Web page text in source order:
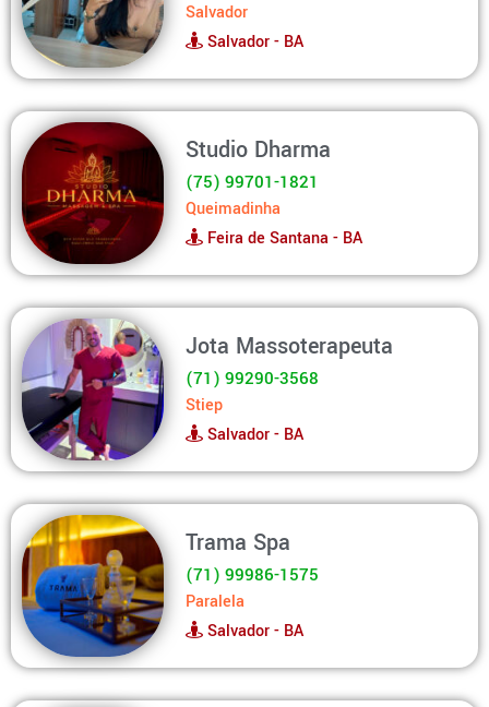
Salvador
Salvador - BA
Studio Dharma
(75) 99701-1821
Queimadinha
Feira de Santana - BA
Jota Massoterapeuta
(71) 99290-3568
Stiep
Salvador - BA
Trama Spa
(71) 99986-1575
Paralela
Salvador - BA